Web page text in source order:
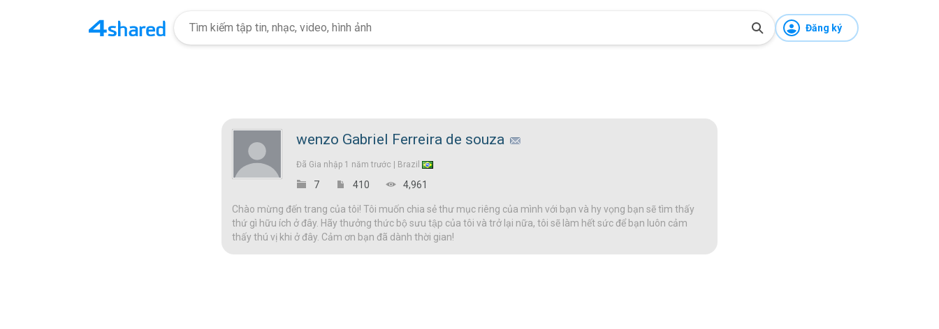
Đăng ký
wenzo Gabriel Ferreira de souza
Đã Gia nhập 1 năm trước | Brazil
7 410 4,961
Chào mừng đến trang của tôi! Tôi muốn chia sẻ thư mục riêng của mình với bạn và hy vọng bạn sẽ tìm thấy
thứ gì hữu ích ở đây. Hãy thưởng thức bộ sưu tập của tôi và trở lại nữa, tôi sẽ làm hết sức để bạn luôn cảm
thấy thú vị khi ở đây. Cảm ơn bạn đã dành thời gian!